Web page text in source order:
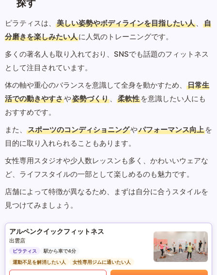
探す
ピラティスは、 美しい姿勢やボディラインを目指したい人 、
自
分磨きを楽しみたい人に人気のトレーニングです。
多くの著名人も取り入れており、SNSでも話題のフィットネス
として注目されています。
体の軸や重心のバランスを意識して全身を動かすため、
日常生
活での動きやすさや姿勢づくり 、 柔軟性 を意識したい人にも
おすすめです。
また、
スポーツのコンディショニングやパフォーマンス向上 を
目的に取り入れられることもあります。
女性専用スタジオや少人数レッスンも多く、かわいいウェアな
ど、ライフスタイルの一部として楽しめるのも魅力です。
店舗によって特徴が異なるため、まずは自分に合うスタイルを
見つけてみましょう。
アルペンクイックフィットネス
出雲店
ピラティス
駅から車で4分
運動不足を解消したい人
女性専用ジムに通いたい人